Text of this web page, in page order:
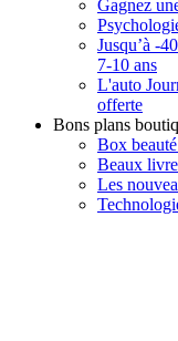
Gagnez
Jusqu’à -
7-10 ans
L'auto
offerte
Bons plans
Box
Beaux
Les